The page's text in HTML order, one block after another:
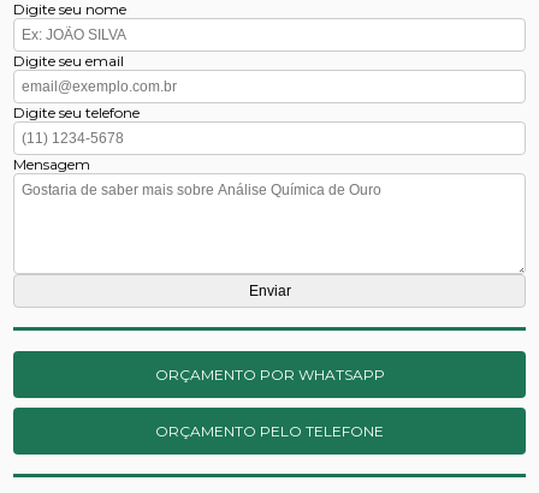
Digite seu nome
Digite seu email
Digite seu telefone
Mensagem
ORÇAMENTO POR WHATSAPP
ORÇAMENTO PELO TELEFONE